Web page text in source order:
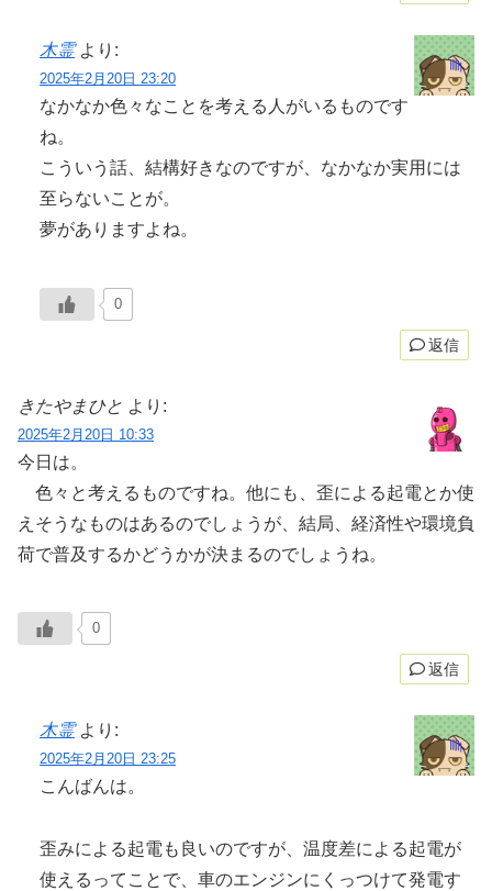
木霊 より:
2025年2月20日 23:20
なかなか色々なことを考える人がいるものです
ね。
こういう話、結構好きなのですが、なかなか実用には
至らないことが。
夢がありますよね。
0
返信
きたやまひと より:
2025年2月20日 10:33
今日は。
色々と考えるものですね。他にも、歪による起電とか使
えそうなものはあるのでしょうが、結局、経済性や環境負
荷で普及するかどうかが決まるのでしょうね。
0
返信
木霊 より:
2025年2月20日 23:25
こんばんは。
歪みによる起電も良いのですが、温度差による起電が
使えるってことで、車のエンジンにくっつけて発電す